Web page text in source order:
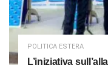
POLITICA ESTERA
L’iniziativa